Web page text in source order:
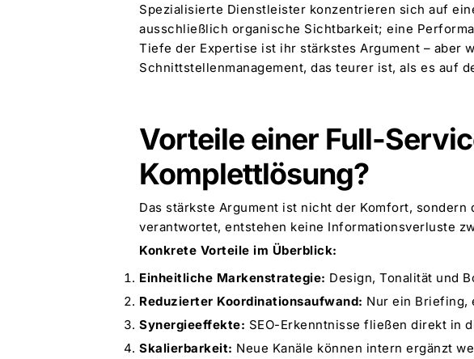
Spezialisierte Dienstleister konzentrieren sich auf
ausschließlich organische Sichtbarkeit; eine
Tiefe der Expertise ist ihr stärkstes Argument – aber
Schnittstellenmanagement, das teurer ist, als es auf
Vorteile einer Full-
Komplettlösung?
Das stärkste Argument ist nicht der Komfort, sondern
verantwortet, entstehen keine Informationsverluste
Konkrete Vorteile im Überblick:
Einheitliche Markenstrategie: Design, Tonalität und
Reduzierter Koordinationsaufwand: Nur ein Briefing,
Synergieeffekte: SEO-Erkenntnisse fließen direkt in
Skalierbarkeit: Neue Kanäle können intern ergänzt